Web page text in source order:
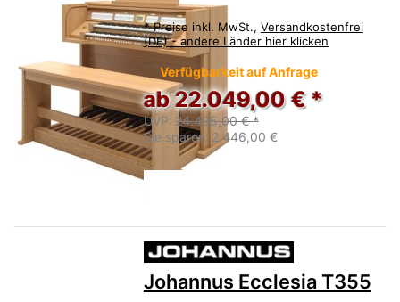
* Preise inkl. MwSt., Versandkostenfrei
(DE) - andere Länder hier klicken
Verfügbarkeit auf Anfrage
ab 22.049,00 € *
UVP: 24.495,00 € *
Sie sparen: 2.446,00 €
Johannus Ecclesia T355